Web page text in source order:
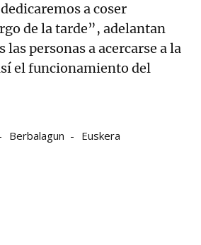
a coser
de la tarde”, adelantan
las personas a acercarse a la
el funcionamiento del
Berbalagun Euskera